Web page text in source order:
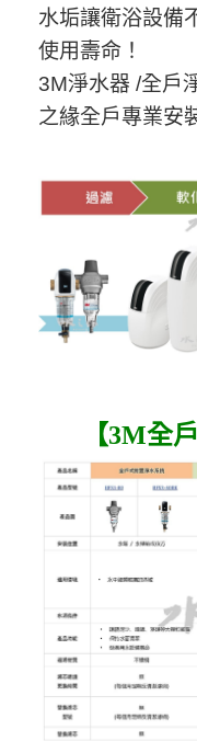
水垢讓衛浴設備
使用壽命！
3M淨水器 /全戶
之緣全戶專業安
【3M全